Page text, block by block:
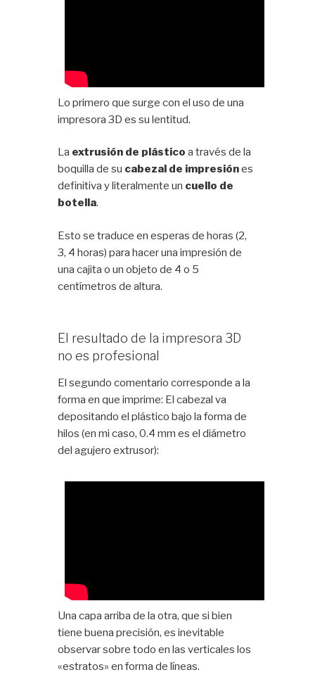
Lo primero que surge con el uso de una
impresora 3D es su lentitud.
La extrusión de plástico a través de la
boquilla de su cabezal de impresiónes
definitiva y literalmente un cuello de
botella.
Esto se traduce en esperas de horas (2,
3, 4 horas) para hacer una impresión de
una cajita o un objeto de 4 o 5
centímetros de altura.
El resultado de la impresora 3D
no es profesional
El segundo comentario corresponde a la
forma en que imprime: El cabezal va
depositando el plástico bajo la forma de
hilos (en mi caso, 0.4 mm es el diámetro
del agujero extrusor):
Una capa arriba de la otra, que si bien
tiene buena precisión, es inevitable
observar sobre todo en las verticales los
«estratos» en forma de líneas.